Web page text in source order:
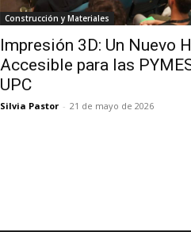
Construcción y Materiales
Impresión 3D: Un Nuevo
Accesible para las
UPC
Silvia Pastor - 21 de mayo de 2026